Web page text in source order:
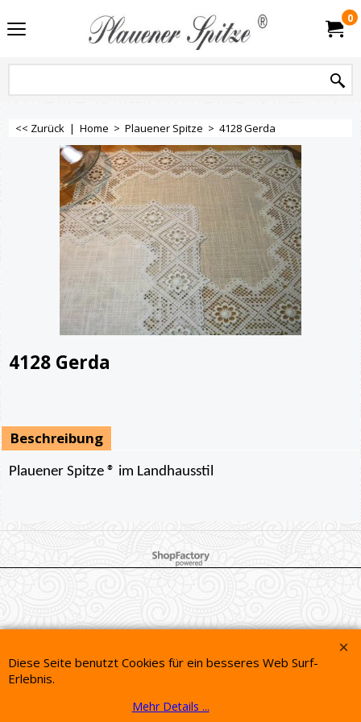
0
<< Zurück | Home > Plauener Spitze > 4128 Gerda
4128 Gerda
Beschreibung
Plauener Spitze ® im Landhausstil
WebShop erstellt mit ShopFactory Shop Software.
Diese Seite benutzt Cookies für ein besseres Web Surf-
Erlebnis.
Mehr Details ...